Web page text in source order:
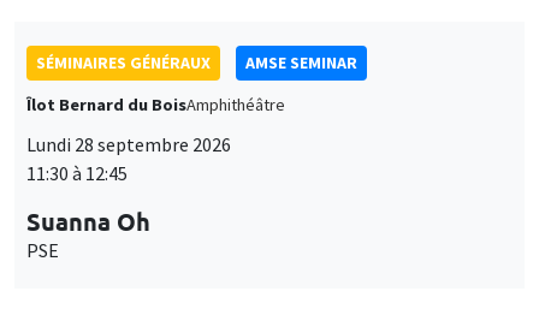
SÉMINAIRES GÉNÉRAUX
AMSE SEMINAR
Îlot Bernard du BoisAmphithéâtre
Lundi 28 septembre 2026
11:30 à 12:45
Suanna Oh
PSE